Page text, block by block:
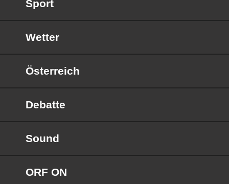
Sport
Wetter
Österreich
Debatte
Sound
ORF ON